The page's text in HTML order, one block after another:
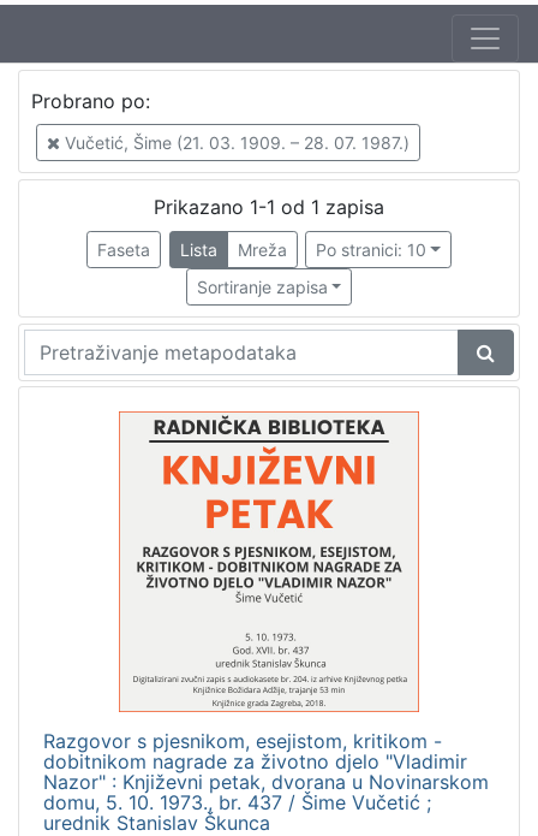
Jezik
hrvatski
cjelina
Digitalizirana zagrebačka baština
Glasovi Književnog petka
Probrano po:
Vučetić, Šime (21. 03. 1909. – 28. 07. 1987.)
Prikazano 1-1 od 1 zapisa
Faseta Lista Mreža
Po stranici: 10
Sortiranje zapisa
Razgovor s pjesnikom, esejistom, kritikom -
dobitnikom nagrade za životno djelo "Vladimir
Nazor" : Književni petak, dvorana u Novinarskom
domu, 5. 10. 1973., br. 437 / Šime Vučetić ;
urednik Stanislav Škunca